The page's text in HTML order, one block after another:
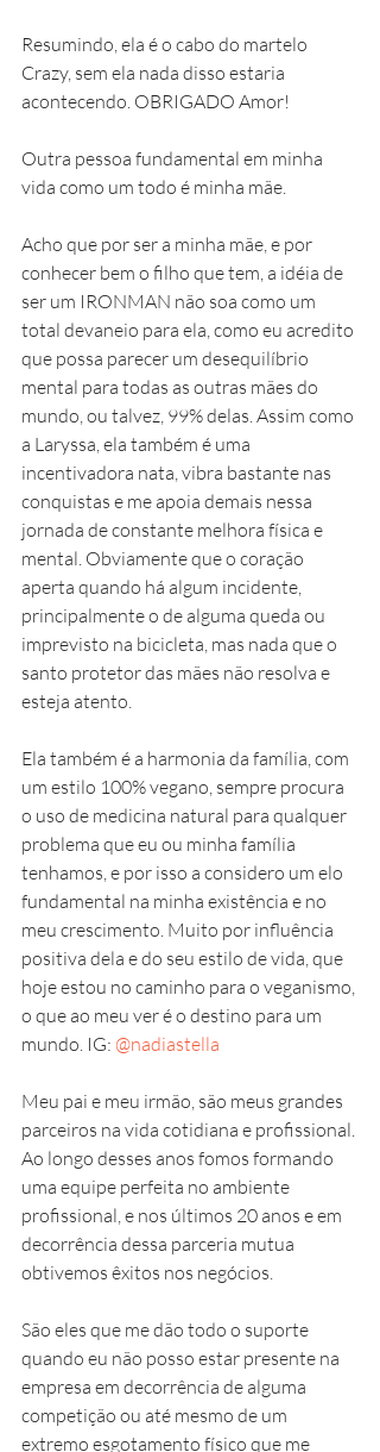
Resumindo, ela é o cabo do martelo
Crazy, sem ela nada disso estaria
acontecendo. OBRIGADO Amor!
Outra pessoa fundamental em minha
vida como um todo é minha mãe.
Acho que por ser a minha mãe, e por
conhecer bem o filho que tem, a idéia de
ser um IRONMAN não soa como um
total devaneio para ela, como eu acredito
que possa parecer um desequilíbrio
mental para todas as outras mães do
mundo, ou talvez, 99% delas. Assim como
a Laryssa, ela também é uma
incentivadora nata, vibra bastante nas
conquistas e me apoia demais nessa
jornada de constante melhora física e
mental. Obviamente que o coração
aperta quando há algum incidente,
principalmente o de alguma queda ou
imprevisto na bicicleta, mas nada que o
santo protetor das mães não resolva e
esteja atento.
Ela também é a harmonia da família, com
um estilo 100% vegano, sempre procura
o uso de medicina natural para qualquer
problema que eu ou minha família
tenhamos, e por isso a considero um elo
fundamental na minha existência e no
meu crescimento. Muito por influência
positiva dela e do seu estilo de vida, que
hoje estou no caminho para o veganismo,
o que ao meu ver é o destino para um
mundo. IG: @nadiastella
Meu pai e meu irmão, são meus grandes
parceiros na vida cotidiana e profissional.
Ao longo desses anos fomos formando
uma equipe perfeita no ambiente
profissional, e nos últimos 20 anos e em
decorrência dessa parceria mutua
obtivemos êxitos nos negócios.
São eles que me dão todo o suporte
quando eu não posso estar presente na
empresa em decorrência de alguma
competição ou até mesmo de um
extremo esgotamento físico que me